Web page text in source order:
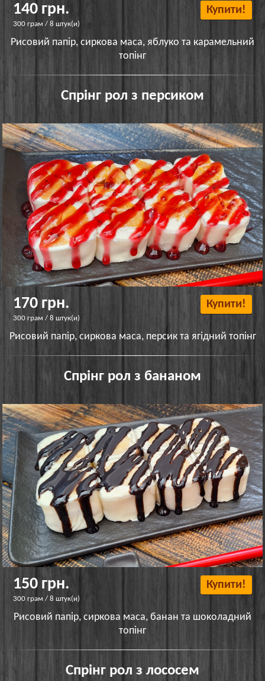
140 грн.
300 грам / 8 штук(и)
Купити!
Рисовий папір, сиркова маса, яблуко та карамельний
топінг
Спрінг рол з персиком
170 грн.
300 грам / 8 штук(и)
Купити!
Рисовий папір, сиркова маса, персик та ягідний топінг
Спрінг рол з бананом
150 грн.
300 грам / 8 штук(и)
Купити!
Рисовий папір, сиркова маса, банан та шоколадний
топінг
Спрінг рол з лососем